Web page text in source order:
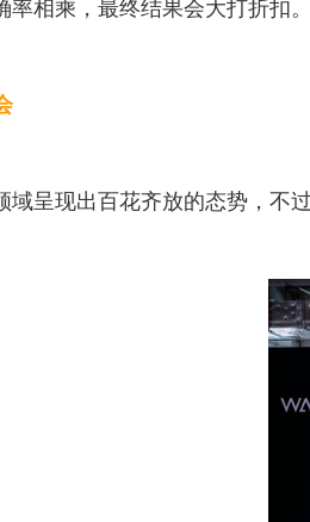
率相乘，最终结果会大打折扣
域呈现出百花齐放的态势，不